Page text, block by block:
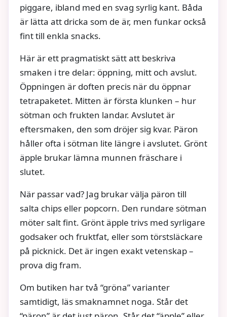
piggare, ibland med en svag syrlig kant. Båda
är lätta att dricka som de är, men funkar också
fint till enkla snacks.
Här är ett pragmatiskt sätt att beskriva
smaken i tre delar: öppning, mitt och avslut.
Öppningen är doften precis när du öppnar
tetrapaketet. Mitten är första klunken – hur
sötman och frukten landar. Avslutet är
eftersmaken, den som dröjer sig kvar. Päron
håller ofta i sötman lite längre i avslutet. Grönt
äpple brukar lämna munnen fräschare i
slutet.
När passar vad? Jag brukar välja päron till
salta chips eller popcorn. Den rundare sötman
möter salt fint. Grönt äpple trivs med syrligare
godsaker och fruktfat, eller som törstsläckare
på picknick. Det är ingen exakt vetenskap –
prova dig fram.
Om butiken har två “gröna” varianter
samtidigt, läs smaknamnet noga. Står det